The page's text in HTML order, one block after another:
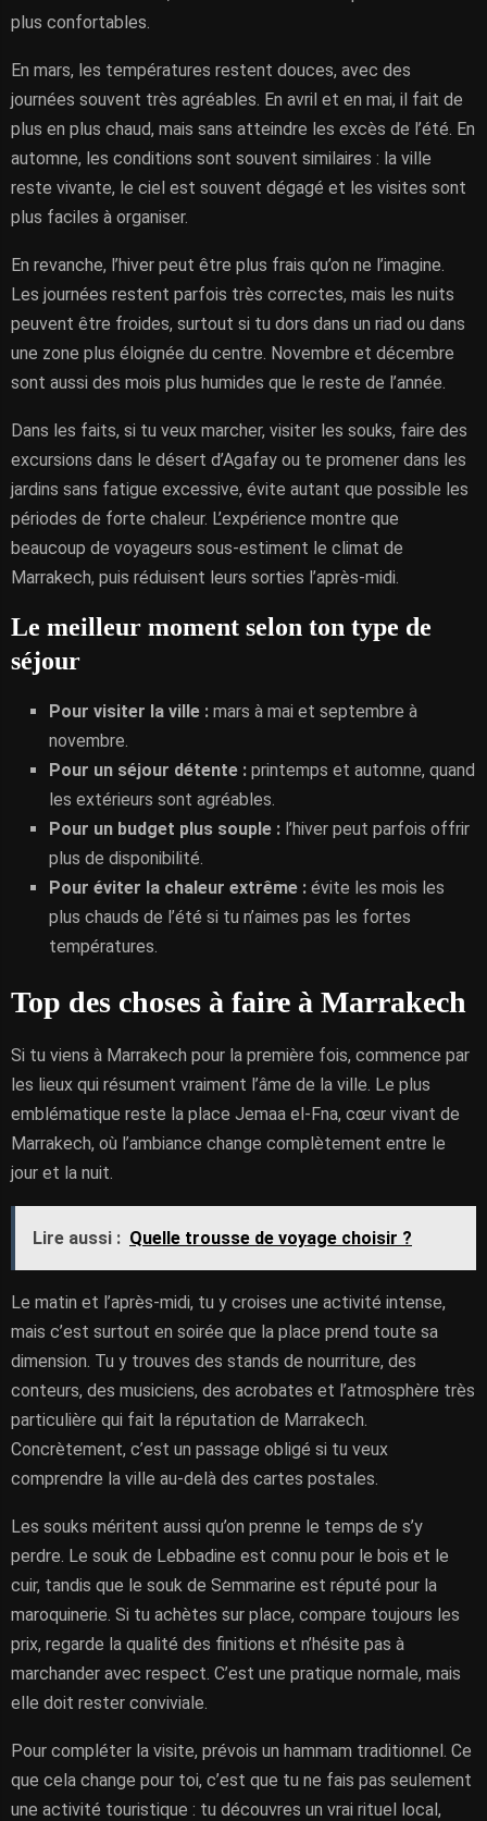
plus confortables.
En mars, les températures restent douces, avec des
journées souvent très agréables. En avril et en mai, il fait de
plus en plus chaud, mais sans atteindre les excès de l’été. En
automne, les conditions sont souvent similaires : la ville
reste vivante, le ciel est souvent dégagé et les visites sont
plus faciles à organiser.
En revanche, l’hiver peut être plus frais qu’on ne l’imagine.
Les journées restent parfois très correctes, mais les nuits
peuvent être froides, surtout si tu dors dans un riad ou dans
une zone plus éloignée du centre. Novembre et décembre
sont aussi des mois plus humides que le reste de l’année.
Dans les faits, si tu veux marcher, visiter les souks, faire des
excursions dans le désert d’Agafay ou te promener dans les
jardins sans fatigue excessive, évite autant que possible les
périodes de forte chaleur. L’expérience montre que
beaucoup de voyageurs sous-estiment le climat de
Marrakech, puis réduisent leurs sorties l’après-midi.
Le meilleur moment selon ton type de
séjour
Pour visiter la ville : mars à mai et septembre à
novembre.
Pour un séjour détente : printemps et automne, quand
les extérieurs sont agréables.
Pour un budget plus souple : l’hiver peut parfois offrir
plus de disponibilité.
Pour éviter la chaleur extrême : évite les mois les
plus chauds de l’été si tu n’aimes pas les fortes
températures.
Top des choses à faire à Marrakech
Si tu viens à Marrakech pour la première fois, commence par
les lieux qui résument vraiment l’âme de la ville. Le plus
emblématique reste la place Jemaa el-Fna, cœur vivant de
Marrakech, où l’ambiance change complètement entre le
jour et la nuit.
Lire aussi : Quelle trousse de voyage choisir ?
Le matin et l’après-midi, tu y croises une activité intense,
mais c’est surtout en soirée que la place prend toute sa
dimension. Tu y trouves des stands de nourriture, des
conteurs, des musiciens, des acrobates et l’atmosphère très
particulière qui fait la réputation de Marrakech.
Concrètement, c’est un passage obligé si tu veux
comprendre la ville au-delà des cartes postales.
Les souks méritent aussi qu’on prenne le temps de s’y
perdre. Le souk de Lebbadine est connu pour le bois et le
cuir, tandis que le souk de Semmarine est réputé pour la
maroquinerie. Si tu achètes sur place, compare toujours les
prix, regarde la qualité des finitions et n’hésite pas à
marchander avec respect. C’est une pratique normale, mais
elle doit rester conviviale.
Pour compléter la visite, prévois un hammam traditionnel. Ce
que cela change pour toi, c’est que tu ne fais pas seulement
une activité touristique : tu découvres un vrai rituel local,